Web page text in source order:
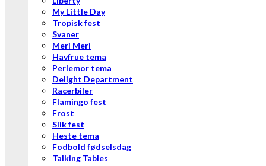
My Little Day
Tropisk fest
Svaner
Meri Meri
Havfrue tema
Perlemor tema
Delight Department
Racerbiler
Flamingo fest
Frost
Slik fest
Heste tema
Fodbold fødselsdag
Talking Tables